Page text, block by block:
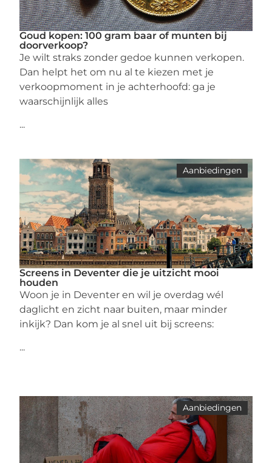
Goud kopen: 100 gram baar of munten bij
doorverkoop?
Je wilt straks zonder gedoe kunnen verkopen.
Dan helpt het om nu al te kiezen met je
verkoopmoment in je achterhoofd: ga je
waarschijnlijk alles
...
Aanbiedingen
Screens in Deventer die je uitzicht mooi
houden
Woon je in Deventer en wil je overdag wél
daglicht en zicht naar buiten, maar minder
inkijk? Dan kom je al snel uit bij screens:
...
Aanbiedingen